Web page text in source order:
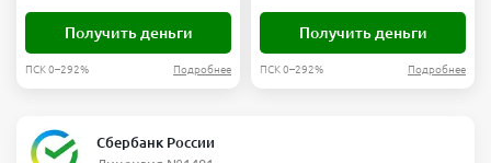
Получить деньги
ПСК 0–292% Подробнее
Получить деньги
ПСК 0–292% Подробнее
Сбербанк России